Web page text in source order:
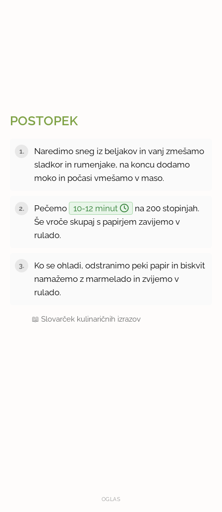
POSTOPEK
Naredimo sneg iz beljakov in vanj zmešamo
sladkor in rumenjake, na koncu dodamo
moko in počasi vmešamo v maso.
Pečemo 10-12 minut
na 200 stopinjah.
Še vroče skupaj s papirjem zavijemo v
rulado.
Ko se ohladi, odstranimo peki papir in biskvit
namažemo z marmelado in zvijemo v
rulado.
📖Slovarček kulinaričnih izrazov
OGLAS